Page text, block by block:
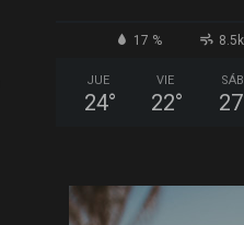
17 %
JUE
24°
VIE
22°
SÁB
27